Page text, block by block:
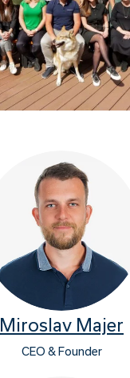
Miroslav Majer
CEO & Founder